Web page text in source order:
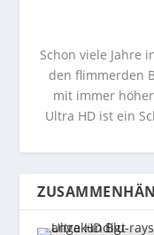
Schon viele Jahre
den flimmerden
mit immer
Ultra HD ist ein